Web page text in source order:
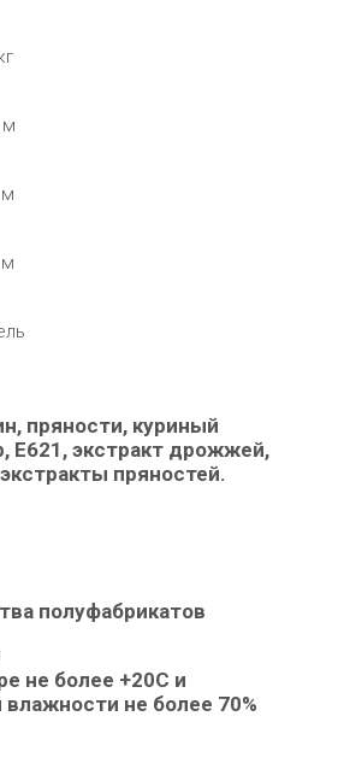
м
м
пряности, куриный
Е621, экстракт дрожжей,
пряностей.
полуфабрикатов
не более +20С и
не более 70%